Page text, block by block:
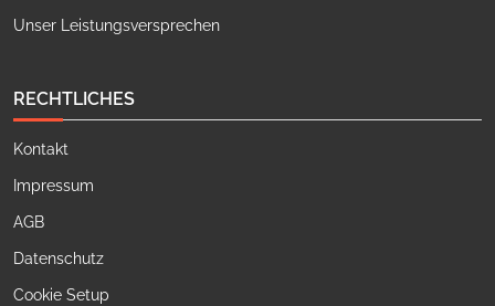
Unser Leistungsversprechen
RECHTLICHES
Kontakt
Impressum
AGB
Datenschutz
Cookie Setup